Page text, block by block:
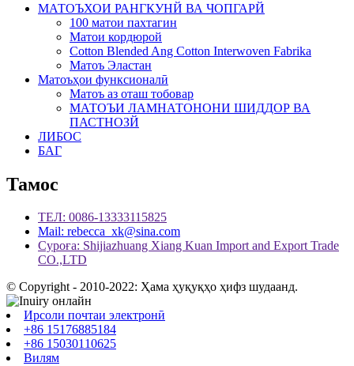
МАТОЪХОИ РАНГКУНЙ ВА ЧОПГАРЙ
100 матои пахтагин
Матои кордюрой
Cotton Blended Ang Cotton Interwoven Fabrika
Матоъ Эластан
Матоъҳои функсионалӣ
Матоъ аз оташ тобовар
МАТОЪИ ЛАМНАТОНОНИ ШИДДОР ВА
ПАСТНОЗЙ
ЛИБОС
БАГ
Тамос
ТЕЛ: 0086-13333115825
Mail: rebecca_xk@sina.com
Суроға: Shijiazhuang Xiang Kuan Import and Export Trade
CO.,LTD
© Copyright - 2010-2022: Ҳама ҳуқуқҳо ҳифз шудаанд.
Ирсоли почтаи электронӣ
+86 15176885184
+86 15030110625
Вилям